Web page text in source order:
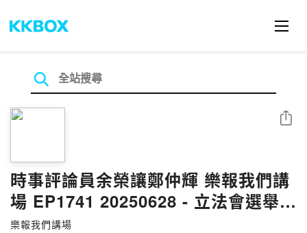
時事評論員余榮讓鄭仲輝 樂報我們講
場 EP1741 20250628 - 立法會選舉
20250626
樂報我們講場
分享